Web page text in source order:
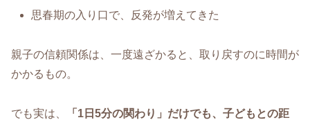
思春期の入り口で、反発が増えてきた
親子の信頼関係は、一度遠ざかると、取り戻すのに時間が
かかるもの。
でも実は、
「1日5分の関わり」だけでも、子どもとの距